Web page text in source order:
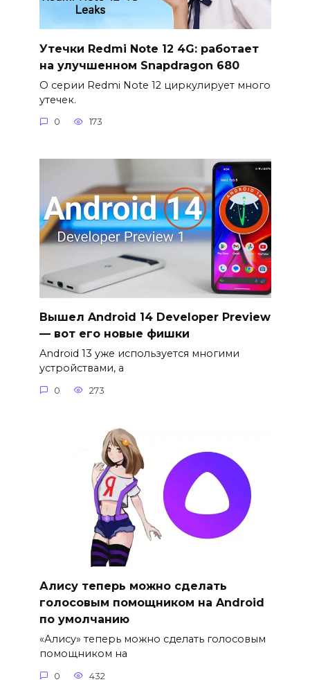
Утечки Redmi Note 12 4G: работает
на улучшенном Snapdragon 680
О серии Redmi Note 12 циркулирует много
утечек.
0 173
Вышел Android 14 Developer Preview
— вот его новые фишки
Android 13 уже используется многими
устройствами, а
0 273
Алису теперь можно сделать
голосовым помощником на Android
по умолчанию
«Алису» теперь можно сделать голосовым
помощником на
0 432